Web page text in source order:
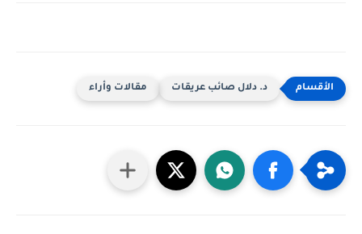
د. دلال صائب عريقات مقالات وأراء